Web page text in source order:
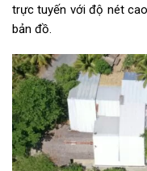
trực tuyến với độ nét
bản đồ.